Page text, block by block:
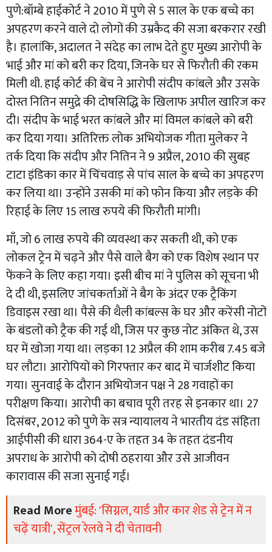
पुणे:बॉम्बे हाईकोर्ट ने 2010 में पुणे से 5 साल के एक बच्चे का
अपहरण करने वाले दो लोगों की उम्रकैद की सजा बरकरार रखी
है। हालांकि, अदालत ने संदेह का लाभ देते हुए मुख्य आरोपी के
भाई और मां को बरी कर दिया, जिनके घर से फिरौती की रकम
मिली थी. हाई कोर्ट की बेंच ने आरोपी संदीप कांबले और उसके
दोस्त नितिन समुद्रे की दोषसिद्धि के खिलाफ अपील खारिज कर
दी। संदीप के भाई भरत कांबले और मां विमल कांबले को बरी
कर दिया गया। अतिरिक्त लोक अभियोजक गीता मुलेकर ने
तर्क दिया कि संदीप और नितिन ने 9 अप्रैल, 2010 की सुबह
टाटा इंडिका कार में चिंचवाड़ से पांच साल के बच्चे का अपहरण
कर लिया था। उन्होंने उसकी मां को फोन किया और लड़के की
रिहाई के लिए 15 लाख रुपये की फिरौती मांगी।
माँ, जो 6 लाख रुपये की व्यवस्था कर सकती थी, को एक
लोकल ट्रेन में चढ़ने और पैसे वाले बैग को एक विशेष स्थान पर
फेंकने के लिए कहा गया। इसी बीच मां ने पुलिस को सूचना भी
दे दी थी, इसलिए जांचकर्ताओं ने बैग के अंदर एक ट्रैकिंग
डिवाइस रखा था। पैसे की थैली कांबल्स के घर और करेंसी नोटों
के बंडलों को ट्रैक की गई थी, जिस पर कुछ नोट अंकित थे, उस
घर में खोजा गया था। लड़का 12 अप्रैल की शाम करीब 7.45 बजे
घर लौटा। आरोपियों को गिरफ्तार कर बाद में चार्जशीट किया
गया। सुनवाई के दौरान अभियोजन पक्ष ने 28 गवाहों का
परीक्षण किया। आरोपी का बचाव पूरी तरह से इनकार था। 27
दिसंबर, 2012 को पुणे के सत्र न्यायालय ने भारतीय दंड संहिता
आईपीसी की धारा 364-ए के तहत 34 के तहत दंडनीय
अपराध के आरोपी को दोषी ठहराया और उसे आजीवन
कारावास की सजा सुनाई गई।
Read Moreमुंबई: 'सिग्नल, यार्ड और कार शेड से ट्रेन में न
चढ़ें यात्री', सेंट्रल रेलवे ने दी चेतावनी